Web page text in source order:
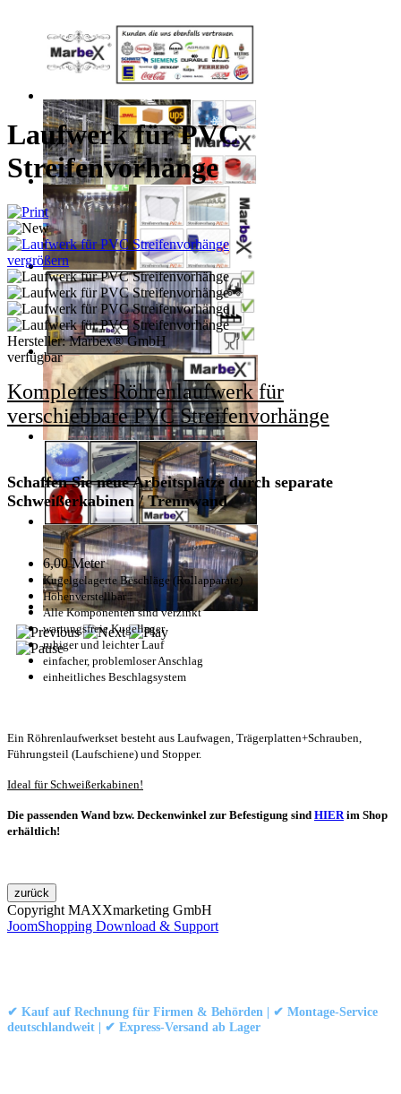
Laufwerk für PVC
Streifenvorhänge
vergrößern
Hersteller:Marbex® GmbH
verfügbar
Komplettes Röhrenlaufwerk für
verschiebbare PVC Streifenvorhänge
Schaffen Sie neue Arbeitsplätze durch separate
Schweißerkabinen / Trennwand
6,00 Meter
Kugelgelagerte Beschläge (Rollapparate)
Höhenverstellbar
Alle Komponenten sind verzinkt
wartungsfreie Kugellager
ruhiger und leichter Lauf
einfacher, problemloser Anschlag
einheitliches Beschlagsystem
Ein Röhrenlaufwerkset besteht aus Laufwagen, Trägerplatten+Schrauben,
Führungsteil (Laufschiene) und Stopper.
Ideal für Schweißerkabinen!
Die passenden Wand bzw. Deckenwinkel zur Befestigung sind HIER im Shop
erhältlich!
Copyright MAXXmarketing GmbH
JoomShopping Download & Support
✔ Kauf auf Rechnung für Firmen & Behörden | ✔ Montage-Service
deutschlandweit | ✔ Express-Versand ab Lager